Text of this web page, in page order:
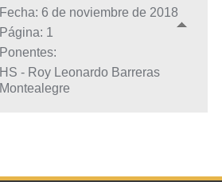
Fecha: 6 de noviembre de 2018
Página: 1
Ponentes:
HS - Roy Leonardo Barreras
Montealegre